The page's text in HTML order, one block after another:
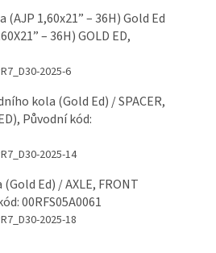
1,60x21” – 36H) Gold Ed
– 36H) GOLD ED,
2025-6
kola (Gold Ed) / SPACER,
Původní kód:
2025-14
Ed) / AXLE, FRONT
00RFS05A0061
2025-18